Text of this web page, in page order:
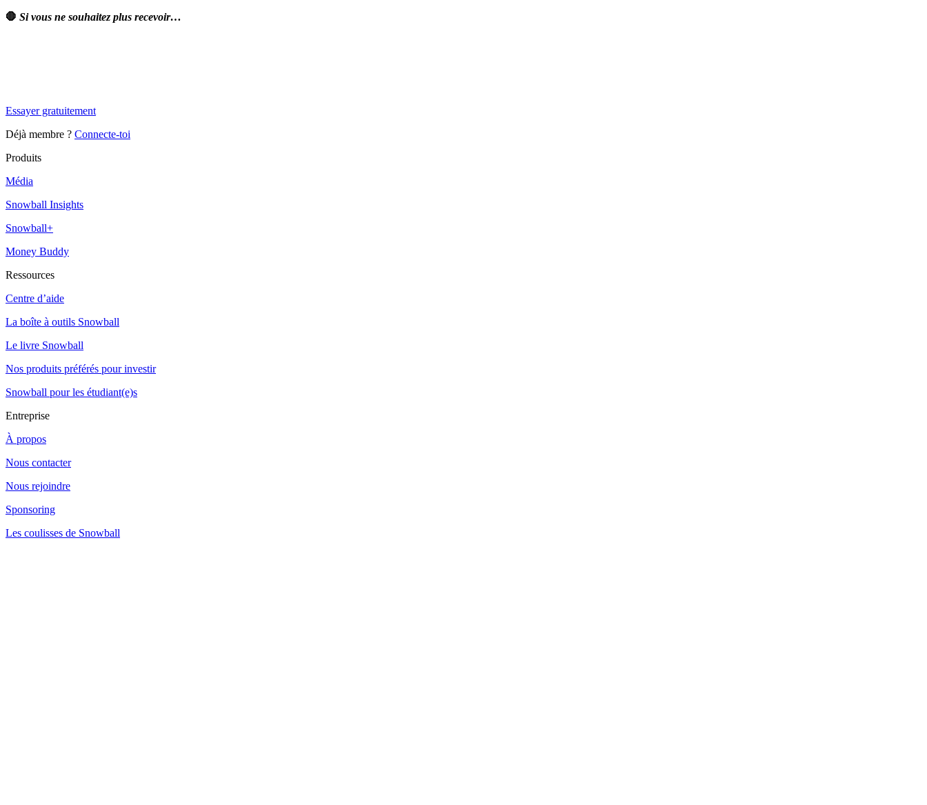
🛑 Si vous ne souhaitez plus recevoir…
Essayer gratuitement
Déjà membre ? Connecte-toi
Produits
Média
Snowball Insights
Snowball+
Money Buddy
Ressources
Centre d’aide
La boîte à outils Snowball
Le livre Snowball
Nos produits préférés pour investir
Snowball pour les étudiant(e)s
Entreprise
À propos
Nous contacter
Nous rejoindre
Sponsoring
Les coulisses de Snowball